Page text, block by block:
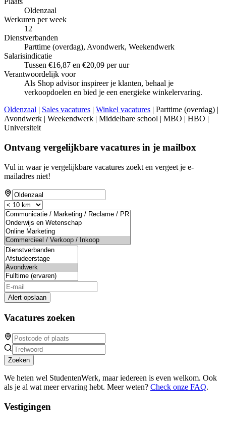
Oldenzaal
Werkuren per week
12
Dienstverbanden
Parttime (overdag), Avondwerk, Weekendwerk
Salarisindicatie
Tussen €16,87 en €20,09 per uur
Verantwoordelijk voor
Als Shop advisor inspireer je klanten, behaal je
verkoopdoelen en bied je een energieke winkelervaring.
Oldenzaal | Sales vacatures | Winkel vacatures | Parttime (overdag) |
Avondwerk | Weekendwerk | Middelbare school | MBO | HBO |
Universiteit
Ontvang vergelijkbare vacatures in je mailbox
Vul in waar je vergelijkbare vacatures zoekt en vergeet je e-
mailadres niet!
Alert opslaan
Vacatures zoeken
Zoeken
We heten wel StudentenWerk, maar iedereen is even welkom. Ook
als je al wat meer ervaring hebt. Meer weten? Check onze FAQ.
Vestigingen